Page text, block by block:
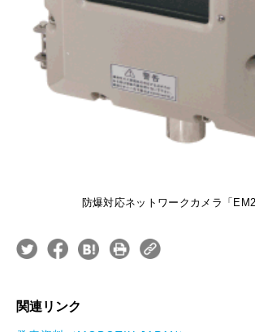
防爆対応ネットワークカメラ「
関連リンク